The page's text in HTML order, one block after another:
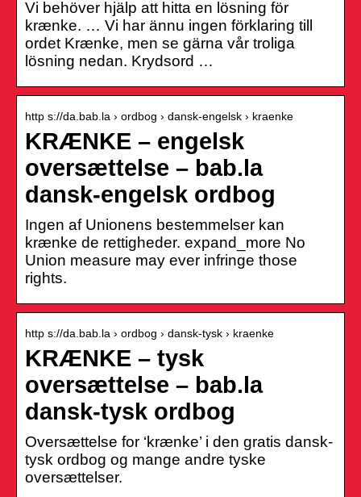
Vi behöver hjälp att hitta en lösning för
krænke. … Vi har ännu ingen förklaring till
ordet Krænke, men se gärna vår troliga
lösning nedan. Krydsord …
http s://da.bab.la › ordbog › dansk-engelsk › kraenke
KRÆNKE – engelsk
oversættelse – bab.la
dansk-engelsk ordbog
Ingen af Unionens bestemmelser kan
krænke de rettigheder. expand_more No
Union measure may ever infringe those
rights.
http s://da.bab.la › ordbog › dansk-tysk › kraenke
KRÆNKE – tysk
oversættelse – bab.la
dansk-tysk ordbog
Oversættelse for ‘krænke’ i den gratis dansk-
tysk ordbog og mange andre tyske
oversættelser.